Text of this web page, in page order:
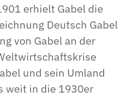
erhielt Gabel die
Deutsch Gabel
von Gabel an der
und sein Umland
weit in die 1930er